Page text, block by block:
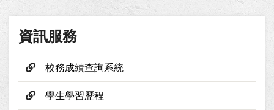
資訊服務
校務成績查詢系統
學生學習歷程